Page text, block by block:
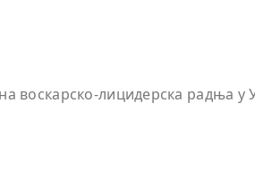
воскарско-лицидерска радња